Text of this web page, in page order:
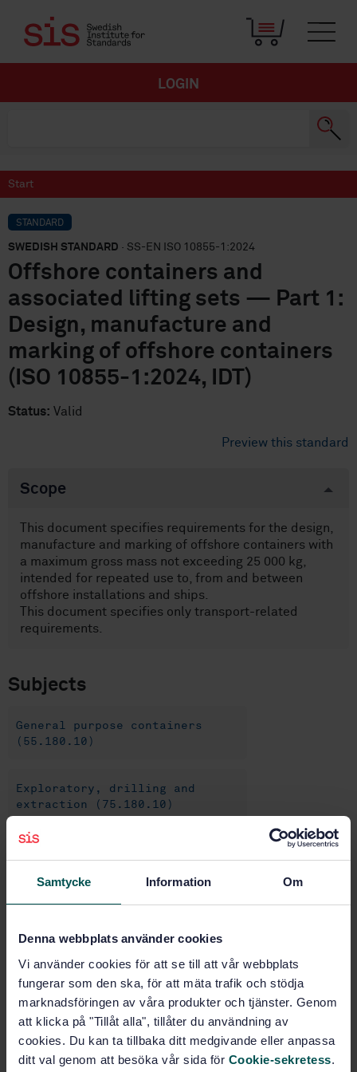
Samtycke Information Om
Denna webbplats använder cookies
Vi använder cookies för att se till att vår webbplats
fungerar som den ska, för att mäta trafik och stödja
marknadsföringen av våra produkter och tjänster. Genom
att klicka på "Tillåt alla", tillåter du användning av
cookies. Du kan ta tillbaka ditt medgivande eller anpassa
ditt val genom att besöka vår sida för Cookie-sekretess.
LOGIN
Start
STANDARD
SWEDISH STANDARD · SS-EN ISO 10855-1:2024
Offshore containers and
associated lifting sets — Part 1:
Design, manufacture and
marking of offshore containers
(ISO 10855-1:2024, IDT)
Status: Valid
Preview this standard
Scope
This document specifies requirements for the design,
manufacture and marking of offshore containers with
a maximum gross mass not exceeding 25 000 kg,
intended for repeated use to, from and between
offshore installations and ships.
This document specifies only transport-related
requirements.
Subjects
General purpose containers
(55.180.10)
Exploratory, drilling and
extraction (75.180.10)
Buy this standard
STANDARD
Offshore containers and associated lifting sets —
Part 1: Design, manufacture and marking of offshore
containers (ISO 10855-1:2024, IDT)
Subscribe on standards - Read more
Price: 1 420 SEK